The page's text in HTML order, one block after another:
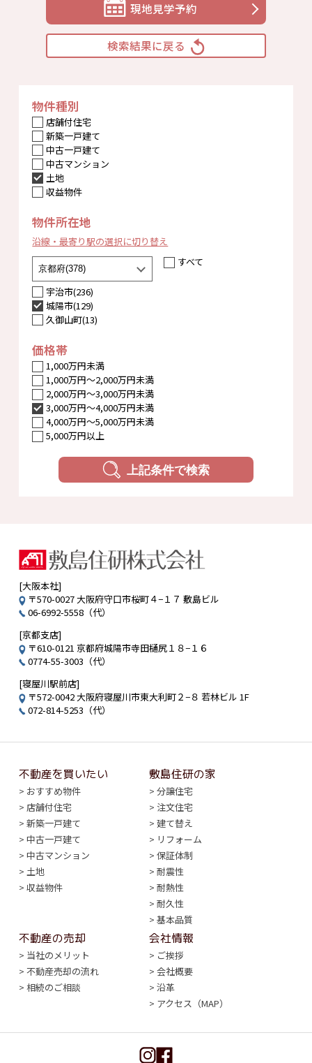
現地見学予約
検索結果に戻る
物件種別
店舗付住宅
新築一戸建て
中古一戸建て
中古マンション
土地
収益物件
物件所在地
沿線・最寄り駅の選択に切り替え
すべて
宇治市(236)
城陽市(129)
久御山町(13)
価格帯
1,000万円未満
1,000万円〜2,000万円未満
2,000万円〜3,000万円未満
3,000万円〜4,000万円未満
4,000万円〜5,000万円未満
5,000万円以上
上記条件で検索
[大阪本社]
〒570-0027 大阪府守口市桜町４−１７ 敷島ビル
06-6992-5558（代）
[京都支店]
〒610-0121 京都府城陽市寺田樋尻１８−１６
0774-55-3003（代）
[寝屋川駅前店]
〒572-0042 大阪府寝屋川市東大利町２−８ 若林ビル 1F
072-814-5253（代）
不動産を買いたい
おすすめ物件
店舗付住宅
新築一戸建て
中古一戸建て
中古マンション
土地
収益物件
敷島住研の家
分譲住宅
注文住宅
建て替え
リフォーム
保証体制
耐震性
耐熱性
耐久性
基本品質
不動産の売却
当社のメリット
不動産売却の流れ
相続のご相談
会社情報
ご挨拶
会社概要
沿革
アクセス（MAP）